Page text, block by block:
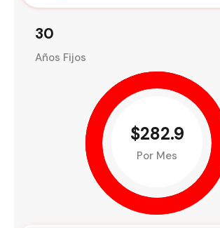
30
Años Fijos
$282.9
Por Mes